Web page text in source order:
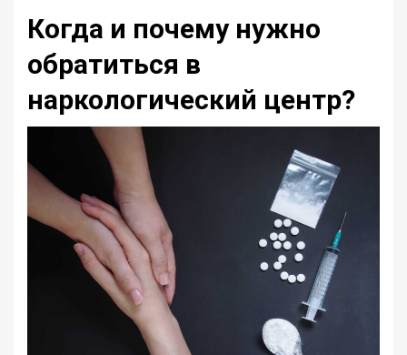
Когда и почему нужно
обратиться в
наркологический центр?